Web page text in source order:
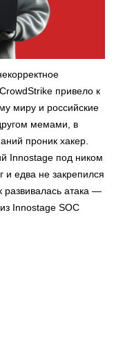
привело к
миру и российские
мемами, в
проник хакер.
Innostage под ником
едва не закрепился
развивалась атака —
Innostage SOC